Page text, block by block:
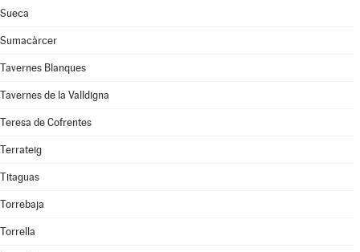
Sueca
Sumacàrcer
Tavernes Blanques
Tavernes de la Valldigna
Teresa de Cofrentes
Terrateig
Titaguas
Torrebaja
Torrella